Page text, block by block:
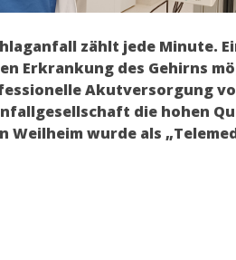
zählt jede Minute.
Erkrankung des Gehirns
Akutversorgung
die hohen
Weilheim wurde als